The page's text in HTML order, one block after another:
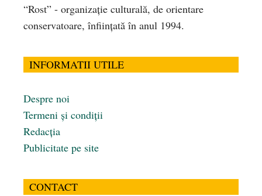
“Rost” - organizaţie culturală, de orientare
conservatoare, înfiinţată în anul 1994.
INFORMATII UTILE
Despre noi
Termeni și condiții
Redacția
Publicitate pe site
CONTACT